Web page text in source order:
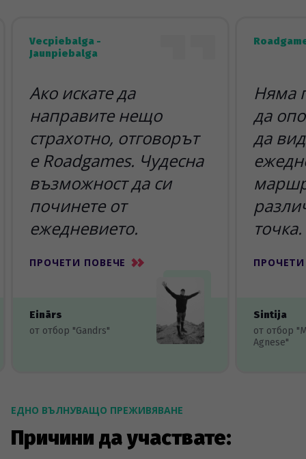
Vecpiebalga -
Jaunpiebalga
Ако искате да
направите нещо
страхотно, отговорът
е Roadgames. Чудесна
възможност да си
починете от
ежедневието.
ПРОЧЕТИ ПОВЕЧЕ
Einārs
от отбор "Gandrs"
Няма
да
да
точка.
Sintija
от отбор
Agnese"
ЕДНО ВЪЛНУВАЩО ПРЕЖИВЯВАНЕ
Причини да участвате: